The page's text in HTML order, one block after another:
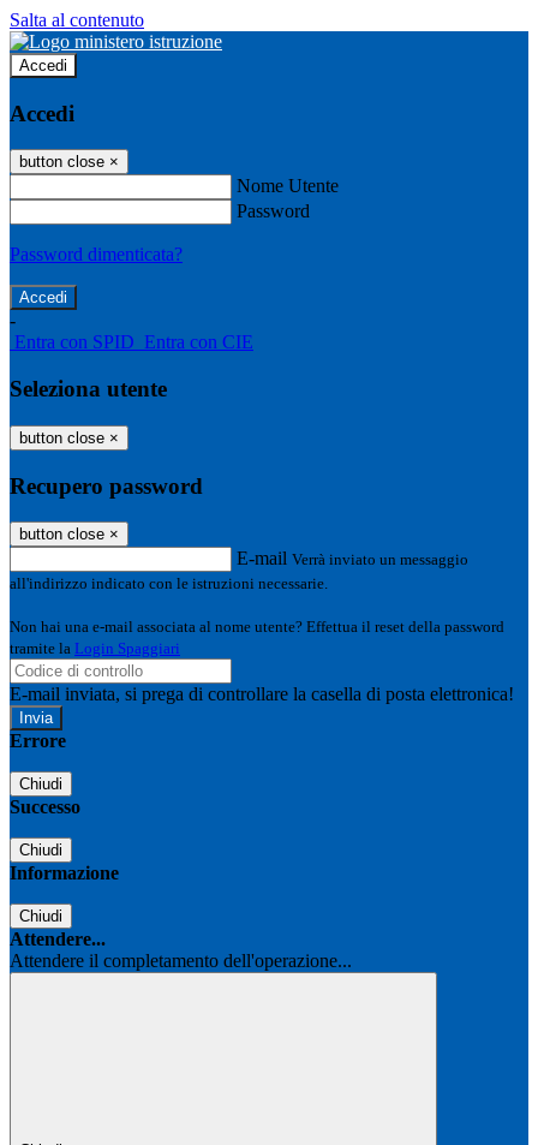
Salta al contenuto
Accedi
Accedi
button close ×
Nome Utente
Password
Password dimenticata?
-
Entra con SPID Entra con CIE
Seleziona utente
button close ×
Recupero password
button close ×
E-mail Verrà inviato un messaggio
all'indirizzo indicato con le istruzioni necessarie.
Non hai una e-mail associata al nome utente? Effettua il reset della password
tramite la Login Spaggiari
E-mail inviata, si prega di controllare la casella di posta elettronica!
Errore
Chiudi
Successo
Chiudi
Informazione
Chiudi
Attendere...
Attendere il completamento dell'operazione...